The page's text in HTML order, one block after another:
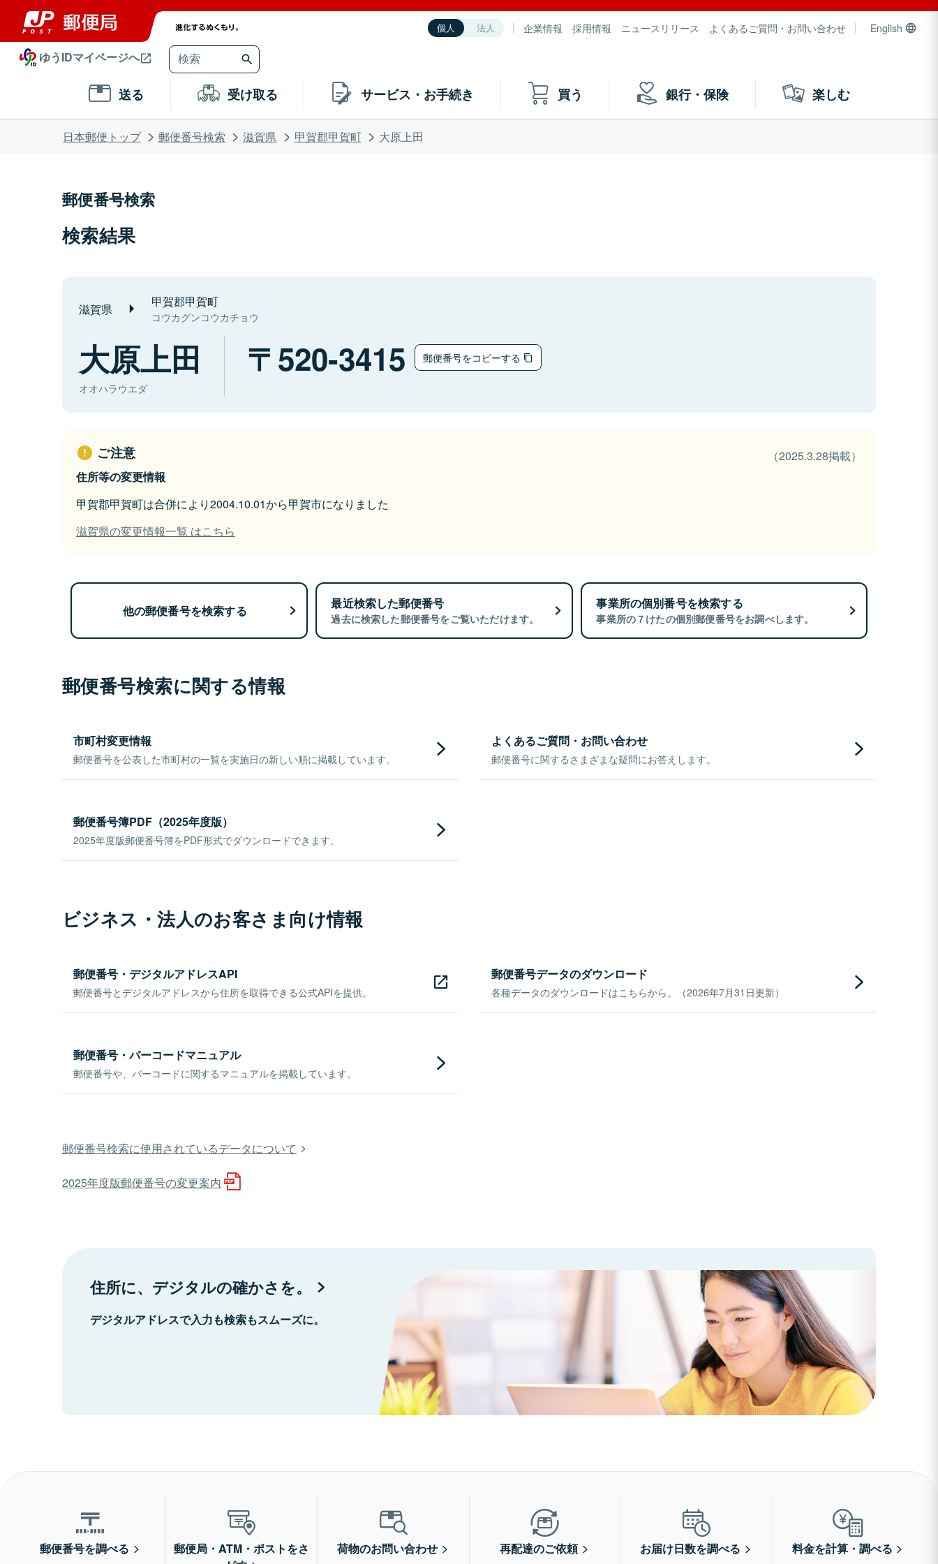
個人 法人 企業情報 採用情報 ニュースリリース よくあるご質問・お問い合わせ English
ゆうIDマイページへ
送る 受け取る サービス・お手続き 買う 銀行・保険 楽しむ
日本郵便トップ 郵便番号検索 滋賀県 甲賀郡甲賀町 大原上田
郵便番号検索
検索結果
滋賀県 甲賀郡甲賀町
コウカグンコウカチョウ
大原上田
オオハラウエダ
520-3415 郵便番号をコピーする
ご注意
（2025.3.28掲載）
住所等の変更情報
甲賀郡甲賀町は合併により2004.10.01から甲賀市になりました
滋賀県の変更情報一覧 はこちら
他の郵便番号を検索する 最近検索した郵便番号
過去に検索した郵便番号をご覧いただけます。
事業所の個別番号を検索する
事業所の７けたの個別郵便番号をお調べします。
郵便番号検索に関する情報
市町村変更情報
郵便番号を公表した市町村の一覧を実施日の新しい順に掲載しています。
よくあるご質問・お問い合わせ
郵便番号に関するさまざまな疑問にお答えします。
郵便番号簿PDF（2025年度版）
2025年度版郵便番号簿をPDF形式でダウンロードできます。
ビジネス・法人のお客さま向け情報
郵便番号・デジタルアドレスAPI
郵便番号とデジタルアドレスから住所を取得できる公式APIを提供。
郵便番号データのダウンロード
各種データのダウンロードはこちらから。（2026年7月31日更新）
郵便番号・バーコードマニュアル
郵便番号や、バーコードに関するマニュアルを掲載しています。
郵便番号検索に使用されているデータについて
2025年度版郵便番号の変更案内
住所に、デジタルの確かさを。
デジタルアドレスで入力も検索もスムーズに。
郵便番号を調べる
郵便局・ATM・ポストをさ
荷物のお問い合わせ 再配達のご依頼 お届け日数を調べる 料金を計算・調べる